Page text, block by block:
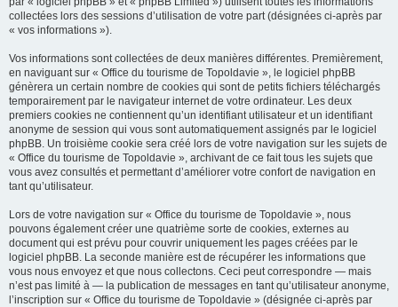
collectées lors des sessions d’utilisation de votre part (désignées ci-après par
« vos informations »).
Vos informations sont collectées de deux manières différentes. Premièrement,
en naviguant sur « Office du tourisme de Topoldavie », le logiciel phpBB
génèrera un certain nombre de cookies qui sont de petits fichiers téléchargés
temporairement par le navigateur internet de votre ordinateur. Les deux
premiers cookies ne contiennent qu’un identifiant utilisateur et un identifiant
anonyme de session qui vous sont automatiquement assignés par le logiciel
phpBB. Un troisième cookie sera créé lors de votre navigation sur les sujets de
« Office du tourisme de Topoldavie », archivant de ce fait tous les sujets que
vous avez consultés et permettant d’améliorer votre confort de navigation en
tant qu’utilisateur.
Lors de votre navigation sur « Office du tourisme de Topoldavie », nous
pouvons également créer une quatrième sorte de cookies, externes au
document qui est prévu pour couvrir uniquement les pages créées par le
logiciel phpBB. La seconde manière est de récupérer les informations que
vous nous envoyez et que nous collectons. Ceci peut correspondre — mais
n’est pas limité à — la publication de messages en tant qu’utilisateur anonyme,
l’inscription sur « Office du tourisme de Topoldavie » (désignée ci-après par